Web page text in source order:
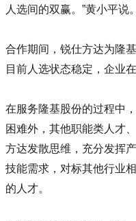
人选间的双赢。”黄小平说。
合作期间，锐仕方达为隆
目前人选状态稳定，企业
在服务隆基股份的过程中
困难外，其他职能类人才
方达发散思维，充分发挥
技能需求，对标其他行业
的人才。